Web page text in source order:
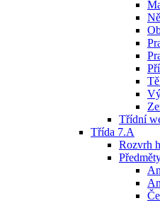
Třídní
Třída 7.A
Rozvrh